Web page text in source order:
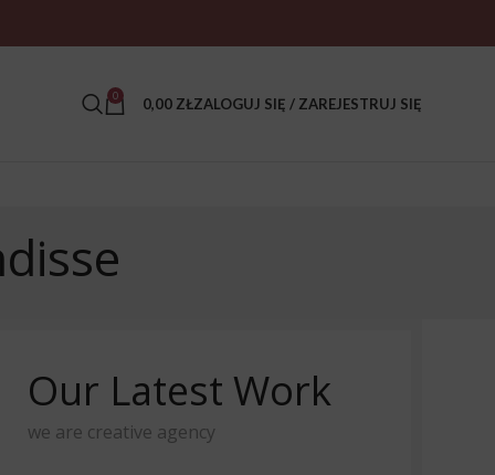
0 0,00 ZŁZALOGUJ SIĘ / ZAREJESTRUJ SIĘ
Our Latest Work
we are creative agency